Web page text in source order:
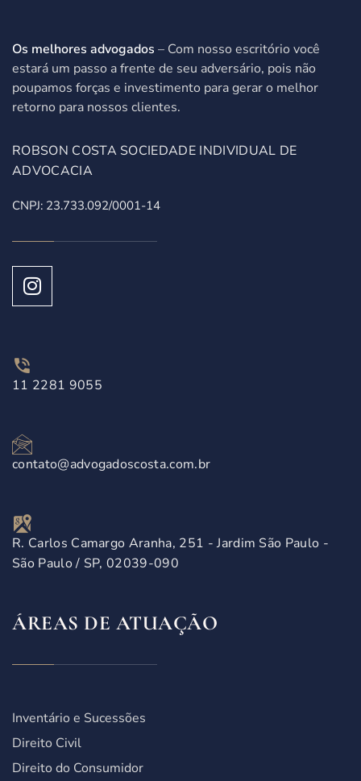
Os melhores advogados – Com nosso escritório você
estará um passo a frente de seu adversário, pois não
poupamos forças e investimento para gerar o melhor
retorno para nossos clientes.
ROBSON COSTA SOCIEDADE INDIVIDUAL DE
ADVOCACIA
CNPJ: 23.733.092/0001-14
11 2281 9055
contato@advogadoscosta.com.br
R. Carlos Camargo Aranha, 251 - Jardim São Paulo -
São Paulo / SP, 02039-090
ÁREAS DE ATUAÇÃO
Inventário e Sucessões
Direito Civil
Direito do Consumidor